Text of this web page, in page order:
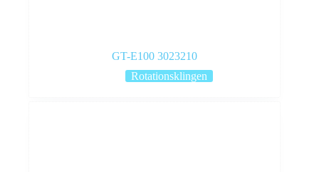
GT-E100 3023210
Rotationsklingen